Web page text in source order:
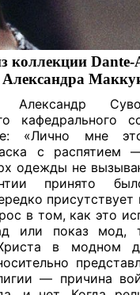
коллекции Dante-
Александра
Александр
кафедрального
«Лично мне
с распятием
одежды не
принято
в том, как это
или показ мод,
в модном
— причина